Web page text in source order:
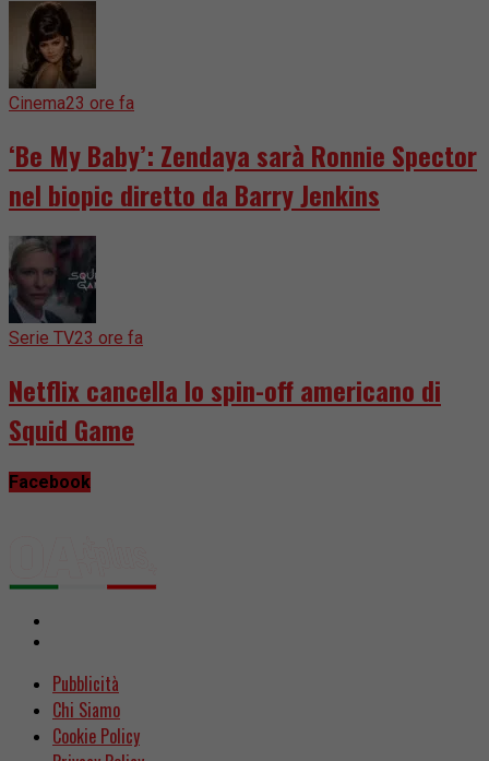
Cinema23 ore fa
‘Be My Baby’: Zendaya sarà Ronnie Spector
nel biopic diretto da Barry Jenkins
Serie TV23 ore fa
Netflix cancella lo spin-off americano di
Squid Game
Facebook
Pubblicità
Chi Siamo
Cookie Policy